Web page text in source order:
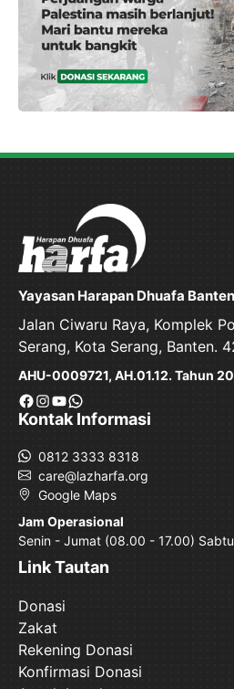
Yayasan Harapan Dhuafa Banten
Jalan Ciwaru Raya, Komplek
Serang, Kota Serang, Banten.
AHU-0009721, AH.01.12. Tahun
Facebook
Instagram
YouTube
WhatsApp
Kontak Informasi
0812 3333 8318
care@lazharfa.org
Google Maps
Jam Operasional
Senin - Jumat (08.00 - 17.00)
Link Tautan
Donasi
Zakat
Rekening Donasi
Konfirmasi Donasi